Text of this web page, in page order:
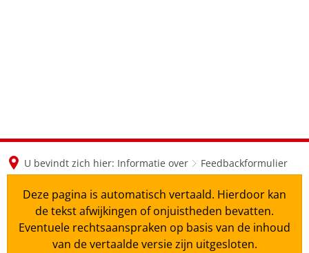
U bevindt zich hier: Informatie over Feedbackformulier
Deze pagina is automatisch vertaald. Hierdoor kan
de tekst afwijkingen of onjuistheden bevatten.
Eventuele rechtsaanspraken op basis van de inhoud
van de vertaalde versie zijn uitgesloten.